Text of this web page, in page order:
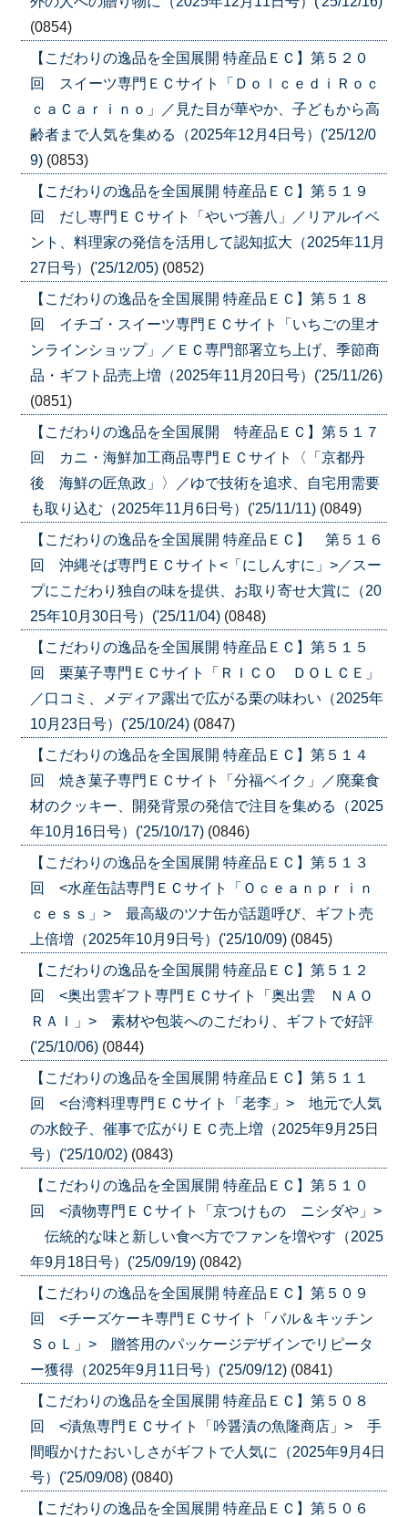
(0854)
【こだわりの逸品を全国展開 特産品ＥＣ】第５２０
回 スイーツ専門ＥＣサイト「ＤｏｌｃｅｄｉＲｏｃ
ｃａＣａｒｉｎｏ」／見た目が華やか、子どもから高
齢者まで人気を集める（2025年12月4日号）('25/12/0
9) (0853)
【こだわりの逸品を全国展開 特産品ＥＣ】第５１９
回 だし専門ＥＣサイト「やいづ善八」／リアルイベ
ント、料理家の発信を活用して認知拡大（2025年11月
27日号）('25/12/05) (0852)
【こだわりの逸品を全国展開 特産品ＥＣ】第５１８
回 イチゴ・スイーツ専門ＥＣサイト「いちごの里オ
ンラインショップ」／ＥＣ専門部署立ち上げ、季節商
品・ギフト品売上増（2025年11月20日号）('25/11/26)
(0851)
【こだわりの逸品を全国展開 特産品ＥＣ】第５１７
回 カニ・海鮮加工商品専門ＥＣサイト〈「京都丹
後 海鮮の匠魚政」〉／ゆで技術を追求、自宅用需要
も取り込む（2025年11月6日号）('25/11/11) (0849)
【こだわりの逸品を全国展開 特産品ＥＣ】 第５１６
回 沖縄そば専門ＥＣサイト<「にしんすに」>／スー
プにこだわり独自の味を提供、お取り寄せ大賞に（20
25年10月30日号）('25/11/04) (0848)
【こだわりの逸品を全国展開 特産品ＥＣ】第５１５
回 栗菓子専門ＥＣサイト「ＲＩＣＯ ＤＯＬＣＥ」
／口コミ、メディア露出で広がる栗の味わい（2025年
10月23日号）('25/10/24) (0847)
【こだわりの逸品を全国展開 特産品ＥＣ】第５１４
回 焼き菓子専門ＥＣサイト「分福ベイク」／廃棄食
材のクッキー、開発背景の発信で注目を集める（2025
年10月16日号）('25/10/17) (0846)
【こだわりの逸品を全国展開 特産品ＥＣ】第５１３
回 <水産缶詰専門ＥＣサイト「Ｏｃｅａｎｐｒｉｎ
ｃｅｓｓ」> 最高級のツナ缶が話題呼び、ギフト売
上倍増（2025年10月9日号）('25/10/09) (0845)
【こだわりの逸品を全国展開 特産品ＥＣ】第５１２
回 <奥出雲ギフト専門ＥＣサイト「奥出雲 ＮＡＯ
ＲＡＩ」> 素材や包装へのこだわり、ギフトで好評
('25/10/06) (0844)
【こだわりの逸品を全国展開 特産品ＥＣ】第５１１
回 <台湾料理専門ＥＣサイト「老李」> 地元で人気
の水餃子、催事で広がりＥＣ売上増（2025年9月25日
号）('25/10/02) (0843)
【こだわりの逸品を全国展開 特産品ＥＣ】第５１０
回 <漬物専門ＥＣサイト「京つけもの ニシダや」>
伝統的な味と新しい食べ方でファンを増やす（2025
年9月18日号）('25/09/19) (0842)
【こだわりの逸品を全国展開 特産品ＥＣ】第５０９
回 <チーズケーキ専門ＥＣサイト「バル＆キッチン
ＳｏＬ」> 贈答用のパッケージデザインでリピータ
ー獲得（2025年9月11日号）('25/09/12) (0841)
【こだわりの逸品を全国展開 特産品ＥＣ】第５０８
回 <漬魚専門ＥＣサイト「吟醤漬の魚隆商店」> 手
間暇かけたおいしさがギフトで人気に（2025年9月4日
号）('25/09/08) (0840)
【こだわりの逸品を全国展開 特産品ＥＣ】第５０６